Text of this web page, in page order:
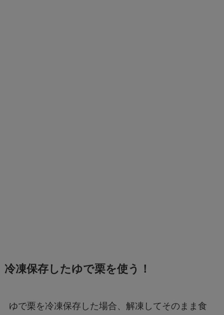
冷凍保存したゆで栗を使う！
ゆで栗を冷凍保存した場合、解凍してそのまま食